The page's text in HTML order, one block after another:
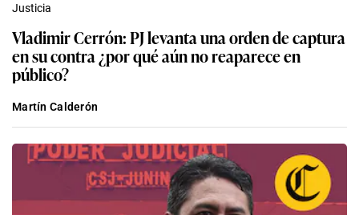
Justicia
Vladimir Cerrón: PJ levanta una orden de captura
en su contra ¿por qué aún no reaparece en
público?
Martín Calderón